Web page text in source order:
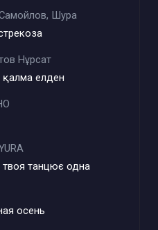
Шура
Нұрсат
қалма елден
танцює одна
осень